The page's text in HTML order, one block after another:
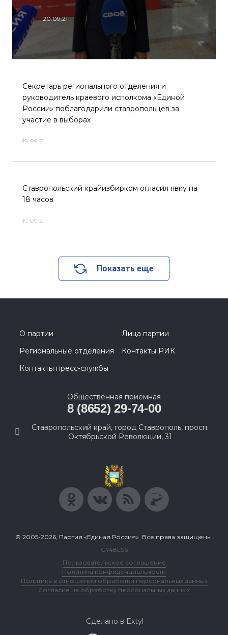
20.09.21
Секретарь регионального отделения и
руководитель краевого исполкома «Единой
России» поблагодарили ставропольцев за
участие в выборах
19.09.21
Ставропольский крайизбирком огласил явку на
18 часов
19.09.21
Показать еще
О партии
Лица партии
Региональные отделения
Контакты РИК
Контакты пресс-службы
Общественная приемная
8 (8652) 29-74-00
Ставропольский край, город Ставрополь, просп.
Октябрьской Революции, 31
© 2005-2026, Партия «Единая Россия». Все права защищены.
GY48LS6
Пользовательское соглашение
Политика конфиденциальности
Политика в отношении обработки персональных данных
Согласие на обработку персональных данных
Сделано в Extyl